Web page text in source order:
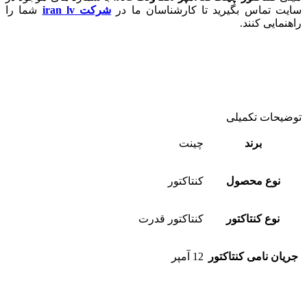
سایت تماس بگیرید تا کارشناسان ما در شرکت iran lv
شما را
راهنمایی کنند.
توضیحات تکمیلی
برند چینت
نوع محصول کنتاکتور
نوع کنتاکتور کنتاکتور قدرت
جریان نامی کنتاکتور 12 آمپر